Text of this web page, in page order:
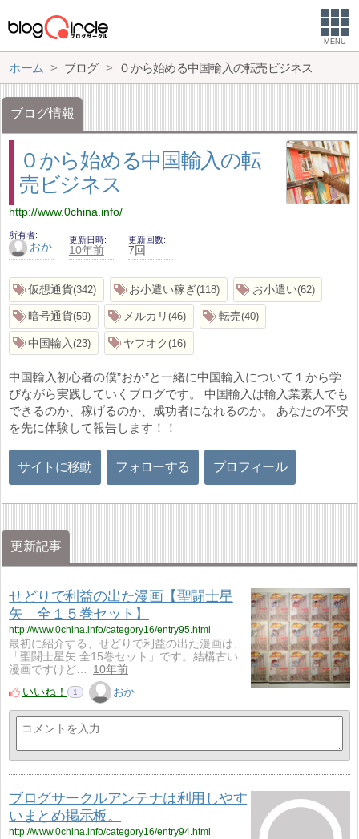
MENU
ホーム ブログ ０から始める中国輸入の転売ビジネス
ブログ情報
０から始める中国輸入の転
売ビジネス
http://www.0china.info/
所有者
おか
更新日時
10年前
更新回数
7回
仮想通貨 342 お小遣い稼ぎ 118 お小遣い 62
暗号通貨 59 メルカリ 46 転売 40
中国輸入 23 ヤフオク 16
中国輸入初心者の僕”おか”と一緒に中国輸入について１から学
びながら実践していくブログです。 中国輸入は輸入業素人でも
できるのか、稼げるのか、成功者になれるのか。 あなたの不安
を先に体験して報告します！！
サイトに移動 フォローする プロフィール
更新記事
せどりで利益の出た漫画【聖闘士星
矢 全１５巻セット】
http://www.0china.info/category16/entry95.html
最初に紹介する、せどりで利益の出た漫画は、
「聖闘士星矢 全15巻セット」です。結構古い
漫画ですけど…
10年前
いいね！
1 おか
ブログサークルアンテナは利用しやす
いまとめ掲示板。
http://www.0china.info/category16/entry94.html